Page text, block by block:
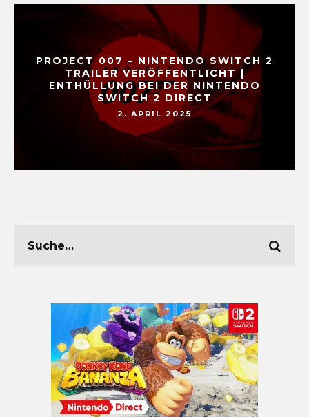
PROJECT 007 – NINTENDO SWITCH 2
TRAILER VERÖFFENTLICHT |
ENTHÜLLUNG BEI DER NINTENDO
SWITCH 2 DIRECT
2. APRIL 2025